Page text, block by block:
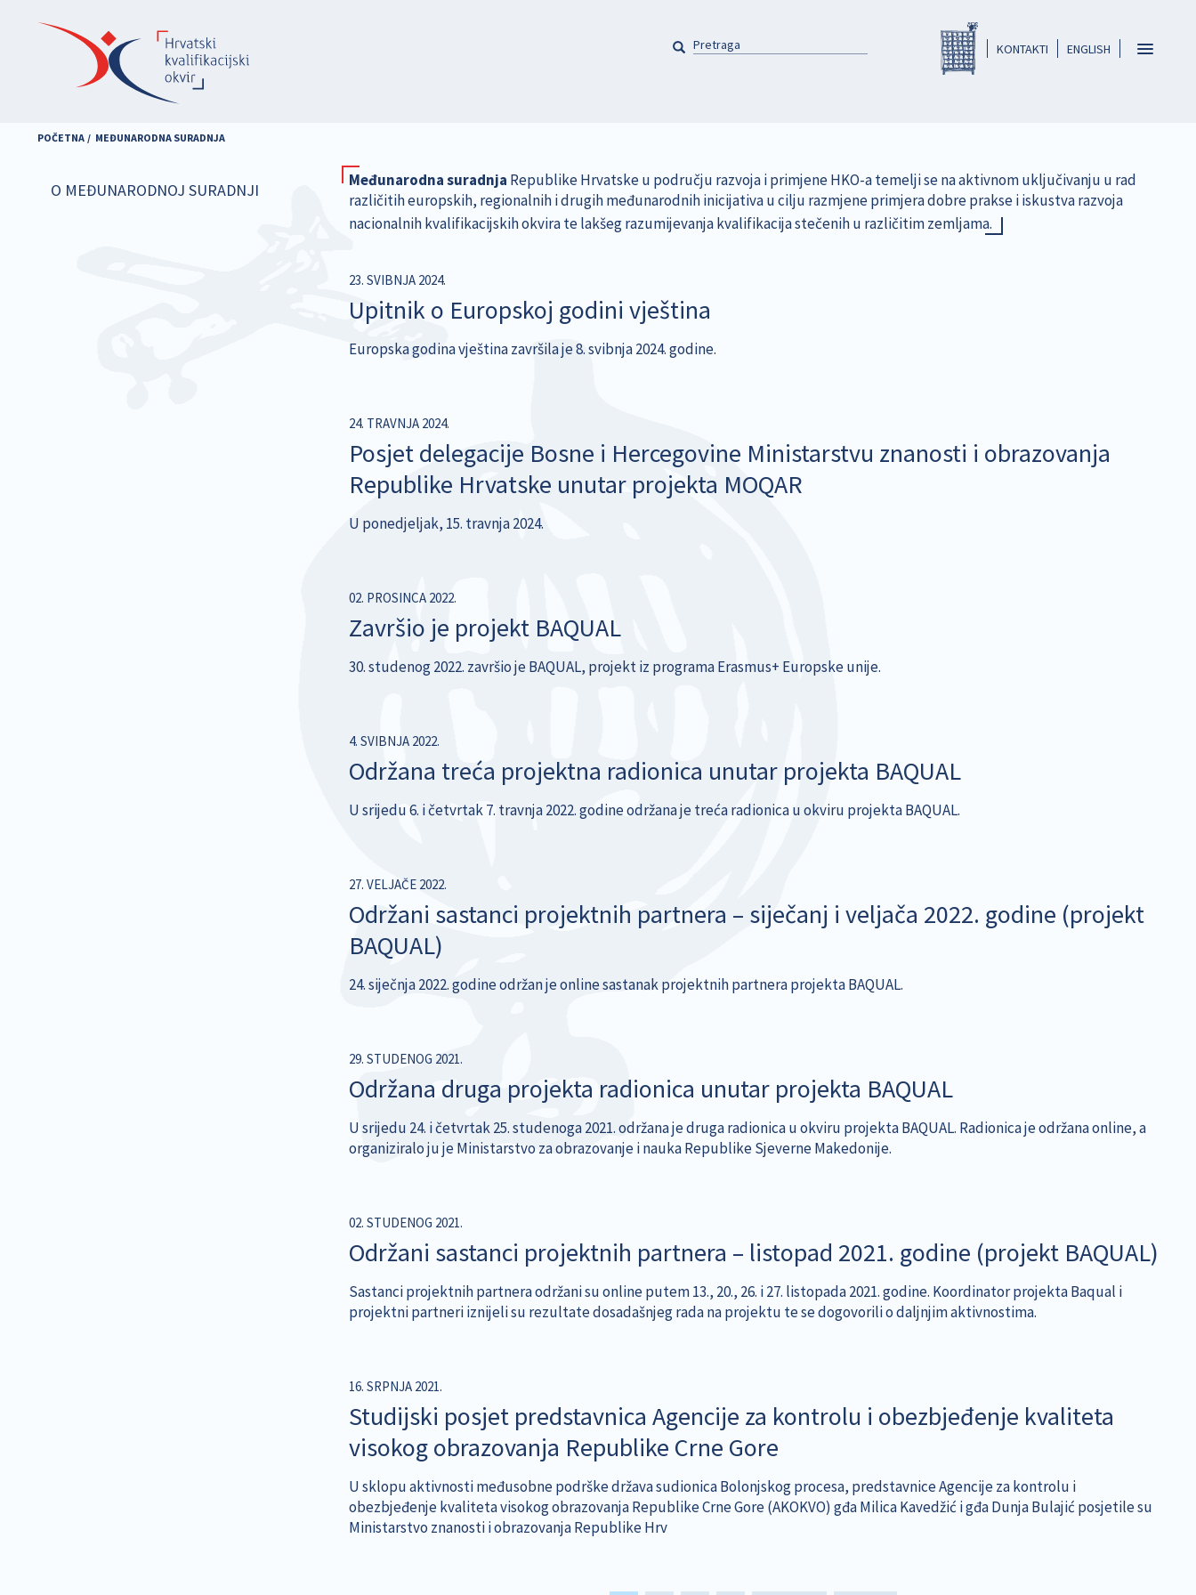
ENGLISH
headerKONTAKTI
PRETRAGA
Toggle
POČETNA MEĐUNARODNA SURADNJA
O MEĐUNARODNOJ SURADNJI Međunarodna suradnja Republike Hrvatske u području razvoja i primjene HKO-a temelji se na aktivnom uključivanju u rad
različitih europskih, regionalnih i drugih međunarodnih inicijativa u cilju razmjene primjera dobre prakse i iskustva razvoja
nacionalnih kvalifikacijskih okvira te lakšeg razumijevanja kvalifikacija stečenih u različitim zemljama.
23. SVIBNJA 2024.
Upitnik o Europskoj godini vještina
Europska godina vještina završila je 8. svibnja 2024. godine.
24. TRAVNJA 2024.
Posjet delegacije Bosne i Hercegovine Ministarstvu znanosti i obrazovanja
Republike Hrvatske unutar projekta MOQAR
U ponedjeljak, 15. travnja 2024.
02. PROSINCA 2022.
Završio je projekt BAQUAL
30. studenog 2022. završio je BAQUAL, projekt iz programa Erasmus+ Europske unije.
4. SVIBNJA 2022.
Održana treća projektna radionica unutar projekta BAQUAL
U srijedu 6. i četvrtak 7. travnja 2022. godine održana je treća radionica u okviru projekta BAQUAL.
27. VELJAČE 2022.
Održani sastanci projektnih partnera – siječanj i veljača 2022. godine (projekt
BAQUAL)
24. siječnja 2022. godine održan je online sastanak projektnih partnera projekta BAQUAL.
29. STUDENOG 2021.
Održana druga projekta radionica unutar projekta BAQUAL
U srijedu 24. i četvrtak 25. studenoga 2021. održana je druga radionica u okviru projekta BAQUAL. Radionica je održana online, a
organiziralo ju je Ministarstvo za obrazovanje i nauka Republike Sjeverne Makedonije.
02. STUDENOG 2021.
Održani sastanci projektnih partnera – listopad 2021. godine (projekt BAQUAL)
Sastanci projektnih partnera održani su online putem 13., 20., 26. i 27. listopada 2021. godine. Koordinator projekta Baqual i
projektni partneri iznijeli su rezultate dosadašnjeg rada na projektu te se dogovorili o daljnjim aktivnostima.
16. SRPNJA 2021.
Studijski posjet predstavnica Agencije za kontrolu i obezbjeđenje kvaliteta
visokog obrazovanja Republike Crne Gore
U sklopu aktivnosti međusobne podrške država sudionica Bolonjskog procesa, predstavnice Agencije za kontrolu i
obezbjeđenje kvaliteta visokog obrazovanja Republike Crne Gore (AKOKVO) gđa Milica Kavedžić i gđa Dunja Bulajić posjetile su
Ministarstvo znanosti i obrazovanja Republike Hrv